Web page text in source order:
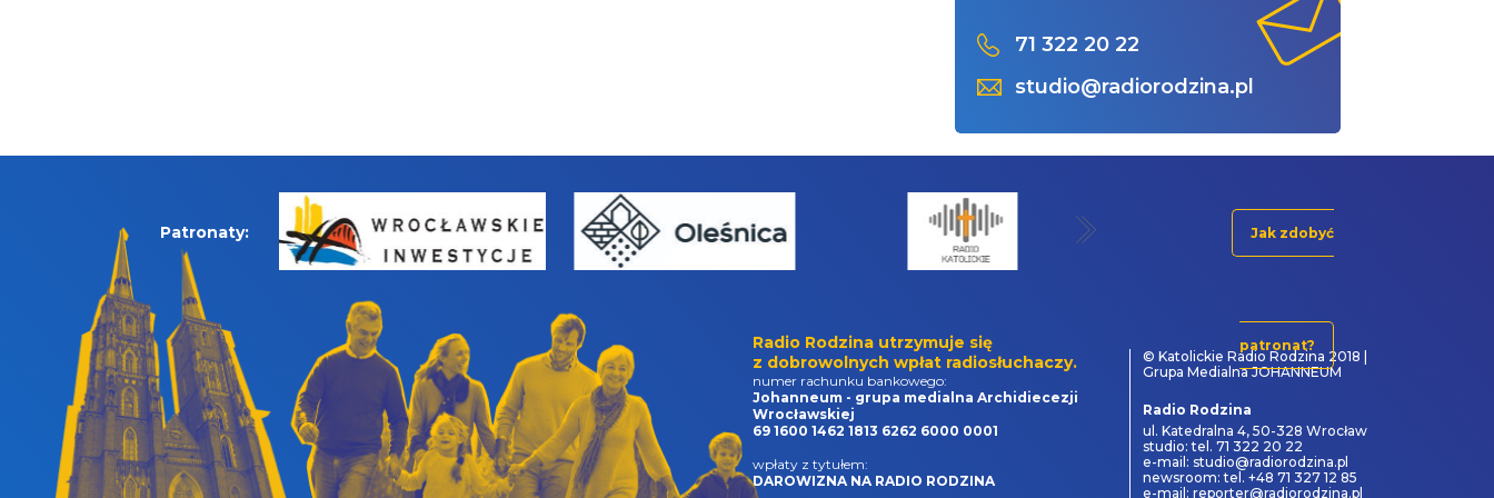
71 322 20 22
studio@radiorodzina.pl
Patronaty: Jak zdobyć
patronat?
Radio Rodzina utrzymuje się
z dobrowolnych wpłat radiosłuchaczy.
numer rachunku bankowego:
Johanneum - grupa medialna Archidiecezji
Wrocławskiej
69 1600 1462 1813 6262 6000 0001
wpłaty z tytułem:
DAROWIZNA NA RADIO RODZINA
© Katolickie Radio Rodzina 2018 |
Grupa Medialna JOHANNEUM
Radio Rodzina
ul. Katedralna 4, 50-328 Wrocław
studio: tel. 71 322 20 22
e-mail: studio@radiorodzina.pl
newsroom: tel. +48 71 327 12 85
e-mail: reporter@radiorodzina.pl